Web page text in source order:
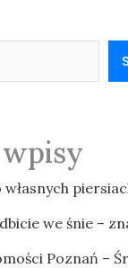
we śnie –
Poznań –